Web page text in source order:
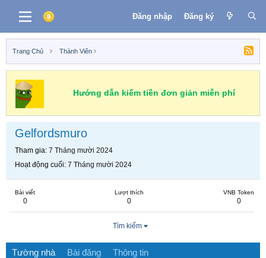
Đăng nhập Đăng ký
Trang Chủ Thành Viên
Hướng dẫn kiếm tiền đơn giản miễn phí
Gelfordsmuro
Tham gia 7 Tháng mười 2024
Hoạt động cuối 7 Tháng mười 2024
Bài viết
0
Lượt thích
0
VNB Token
0
Tìm kiếm
Tường nhà Bài đăng Thông tin